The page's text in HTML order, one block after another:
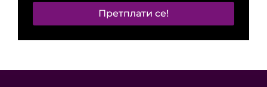
Претплати се!